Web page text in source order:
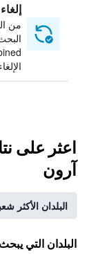
من
اعثر على
آرون
البلدان الأكثر
البلدان التي